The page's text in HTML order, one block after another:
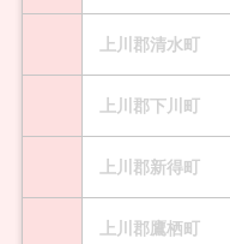
上川郡清水町
上川郡下川町
上川郡新得町
上川郡鷹栖町